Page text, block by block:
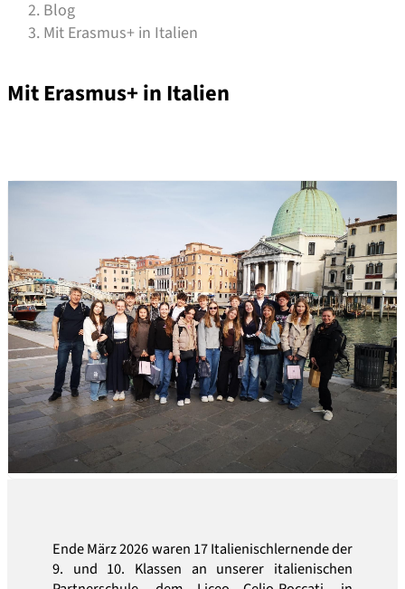
Blog
Mit Erasmus+ in Italien
Mit Erasmus+ in Italien
Ende März 2026 waren 17 Italienischlernende der
9. und 10. Klassen an unserer italienischen